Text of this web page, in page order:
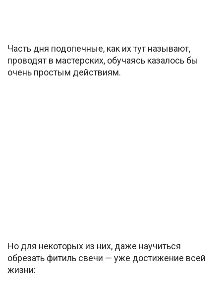
Часть дня подопечные, как их тут называют,
проводят в мастерских, обучаясь казалось бы
очень простым действиям.
Но для некоторых из них, даже научиться
обрезать фитиль свечи — уже достижение всей
жизни: